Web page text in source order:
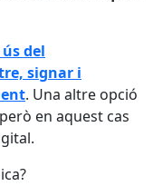
del
signar i
. Una altre opció
en aquest cas